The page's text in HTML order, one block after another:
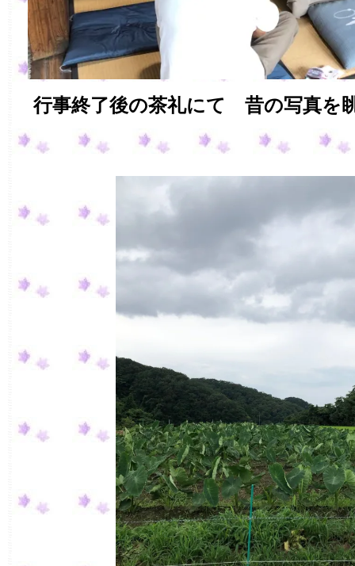
行事終了後の茶礼にて 昔の写真を